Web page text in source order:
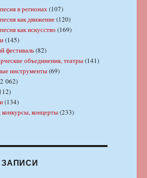
в регионах(107)
как движение(120)
как искусство (169)
(145)
фестиваль(82)
объединения, театры(141)
инструменты(69)
062)
(134)
конкурсы, концерты(233)